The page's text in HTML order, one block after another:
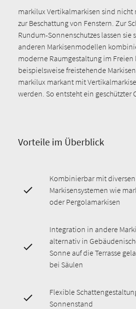
markilux Vertikalmarkisen sind nicht
zur Beschattung von Fenstern. Zur
Rundum-Sonnenschutzes lassen sie
anderen Markisenmodellen
moderne Raumgestaltung im Freien
beispielsweise freistehende
markilux markant mit
werden. So entsteht ein geschützter
Vorteile im Überblick
Kombinierbar mit
Markisensystemen wie
oder Pergolamarkisen
Integration in andere
alternativ in
Sonne auf die Terrasse
bei Säulen
Flexible
Sonnenstand